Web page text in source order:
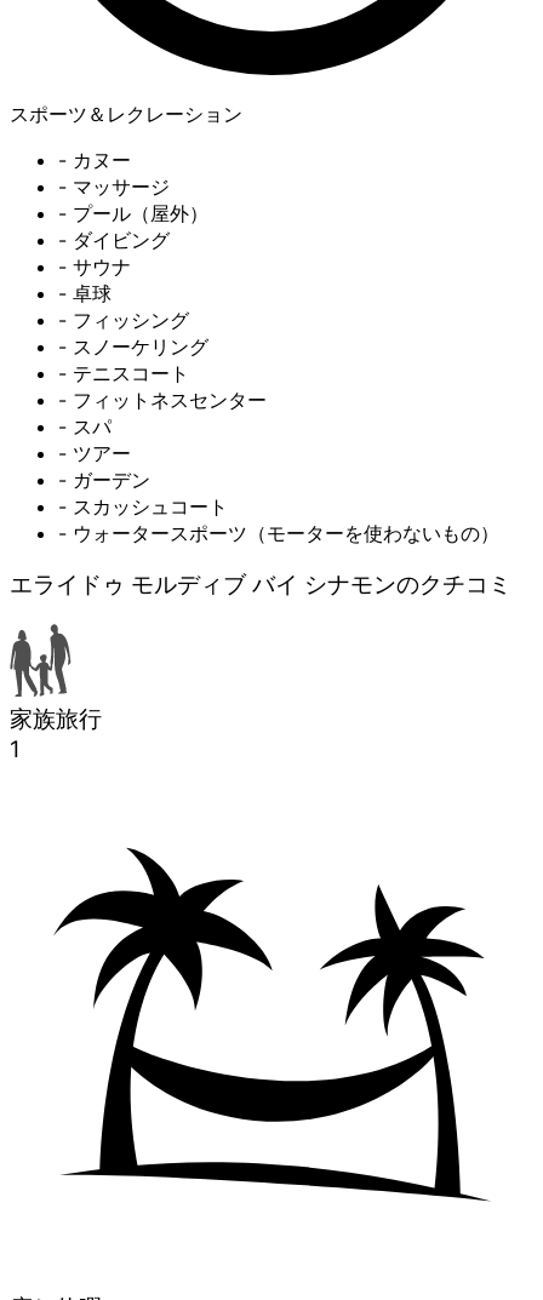
スポーツ＆レクレーション
- カヌー
- マッサージ
- プール（屋外）
- ダイビング
- サウナ
- 卓球
- フィッシング
- スノーケリング
- テニスコート
- フィットネスセンター
- スパ
- ツアー
- ガーデン
- スカッシュコート
- ウォータースポーツ（モーターを使わないもの）
エライドゥ モルディブ バイ シナモンのクチコミ
家族旅行
1